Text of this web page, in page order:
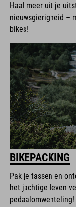
Haal meer uit je
nieuwsgierigheid –
bikes!
BIKEPACKING
Pak je tassen en
het jachtige leven
pedaalomwenteling!